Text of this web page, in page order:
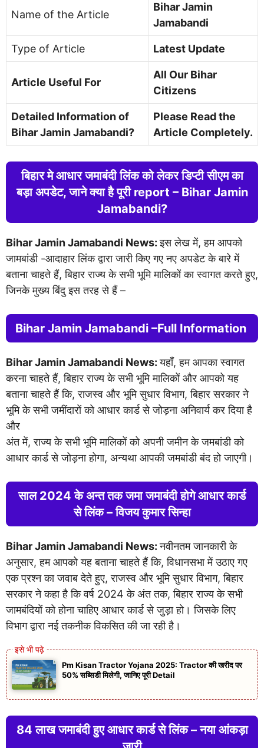
Name of the Article
Bihar Jamin
Jamabandi
Type of Article Latest Update
Article Useful For
All Our Bihar
Citizens
Detailed Information of
Bihar Jamin Jamabandi?
Please Read the
Article Completely.
बिहार मे आधार जमाबंदी लिंक को लेकर डिप्टी सीएम का
बड़ा अपडेट, जाने क्या है पूरी report – Bihar Jamin
Jamabandi?
Bihar Jamin Jamabandi News:इस लेख में, हम आपको
जामबांडी -आदाहार लिंक द्वारा जारी किए गए नए अपडेट के बारे में
बताना चाहते हैं, बिहार राज्य के सभी भूमि मालिकों का स्वागत करते हुए,
जिनके मुख्य बिंदु इस तरह से हैं –
Bihar Jamin Jamabandi –Full Information
Bihar Jamin Jamabandi News:यहाँ, हम आपका स्वागत
करना चाहते हैं, बिहार राज्य के सभी भूमि मालिकों और आपको यह
बताना चाहते हैं कि, राजस्व और भूमि सुधार विभाग, बिहार सरकार ने
भूमि के सभी जमींदारों को आधार कार्ड से जोड़ना अनिवार्य कर दिया है
और
अंत में, राज्य के सभी भूमि मालिकों को अपनी जमीन के जमबांडी को
आधार कार्ड से जोड़ना होगा, अन्यथा आपकी जमबांडी बंद हो जाएगी।
साल 2024 के अन्त तक जमा जमाबंदी होगे आधार कार्ड
से लिंक – विजय कुमार सिन्हा
Bihar Jamin Jamabandi News:नवीनतम जानकारी के
अनुसार, हम आपको यह बताना चाहते हैं कि, विधानसभा में उठाए गए
एक प्रश्न का जवाब देते हुए, राजस्व और भूमि सुधार विभाग, बिहार
सरकार ने कहा है कि वर्ष 2024 के अंत तक, बिहार राज्य के सभी
जामबंदियों को होना चाहिए आधार कार्ड से जुड़ा हो। जिसके लिए
विभाग द्वारा नई तकनीक विकसित की जा रही है।
Pm Kisan Tractor Yojana 2025: Tractor की खरीद पर
50% सब्सिडी मिलेगी, जानिए पूरी Detail
84 लाख जमाबंदी हुए आधार कार्ड से लिंक – नया आंकड़ा